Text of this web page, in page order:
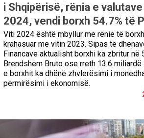
i Shqipërisë, rënia e valutave
2024, vendi borxh 54.7% të
Viti 2024 është mbyllur me rënie të
krahasuar me vitin 2023. Sipas të
Financave aktualisht borxhi ka zbritur në
Brendshëm Bruto ose rreth 13.6 miliardë
e borxhit ka dhënë zhvlerësimi i
përmirësimi i ekonomisë.